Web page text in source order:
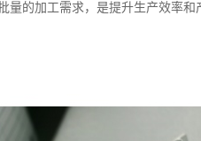
量的加工需求，是提升生产效率和